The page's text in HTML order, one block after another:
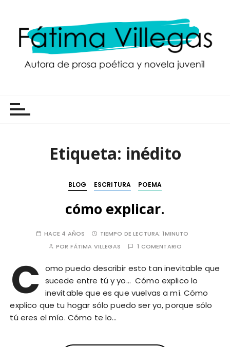
Etiqueta: inédito
BLOG ESCRITURA POEMA
cómo explicar.
HACE 4 AÑOS TIEMPO DE LECTURA:1MINUTO
POR FÁTIMA VILLEGAS 1 COMENTARIO
C omo puedo describir esto tan inevitable que
sucede entre tú y yo… Cómo explico lo
inevitable que es que vuelvas a mí. Cómo
explico que tu hogar sólo puedo ser yo, porque sólo
tú eres el mío. Cómo te lo…